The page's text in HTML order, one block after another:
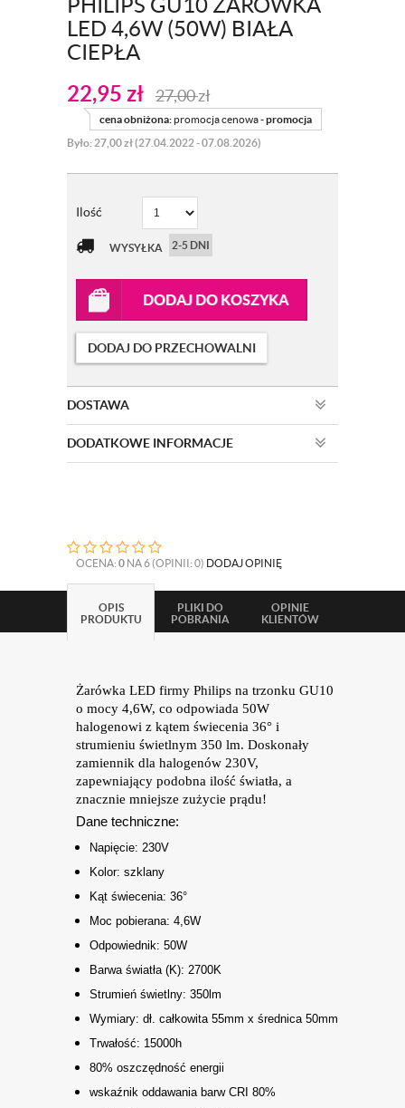
PHILIPS GU10 ŻARÓWKA
LED 4,6W (50W) BIAŁA
CIEPŁA
22,95 zł 27,00zł
cena obniżona:promocja cenowa -promocja
Było: 27,00 zł (27.04.2022 - 07.08.2026)
Ilość
WYSYŁKA 2-5 DNI
DODAJ DO KOSZYKA
DODAJ DO PRZECHOWALNI
DOSTAWA
DODATKOWE INFORMACJE
OCENA: 0 NA 6 (OPINII: 0) DODAJ OPINIĘ
OPIS
PRODUKTU
PLIKI DO
POBRANIA
OPINIE
KLIENTÓW
Żarówka LED firmy Philips na trzonku GU10
o mocy 4,6W, co odpowiada 50W
halogenowi z kątem świecenia 36° i
strumieniu świetlnym 350 lm. Doskonały
zamiennik dla halogenów 230V,
zapewniający podobna ilość światła, a
znacznie mniejsze zużycie prądu!
Dane techniczne:
Napięcie: 230V
Kolor: szklany
Kąt świecenia: 36°
Moc pobierana: 4,6W
Odpowiednik: 50W
Barwa światła (K): 2700K
Strumień świetlny: 350lm
Wymiary: dł. całkowita 55mm x średnica 50mm
Trwałość: 15000h
80% oszczędność energii
wskaźnik oddawania barw CRI 80%